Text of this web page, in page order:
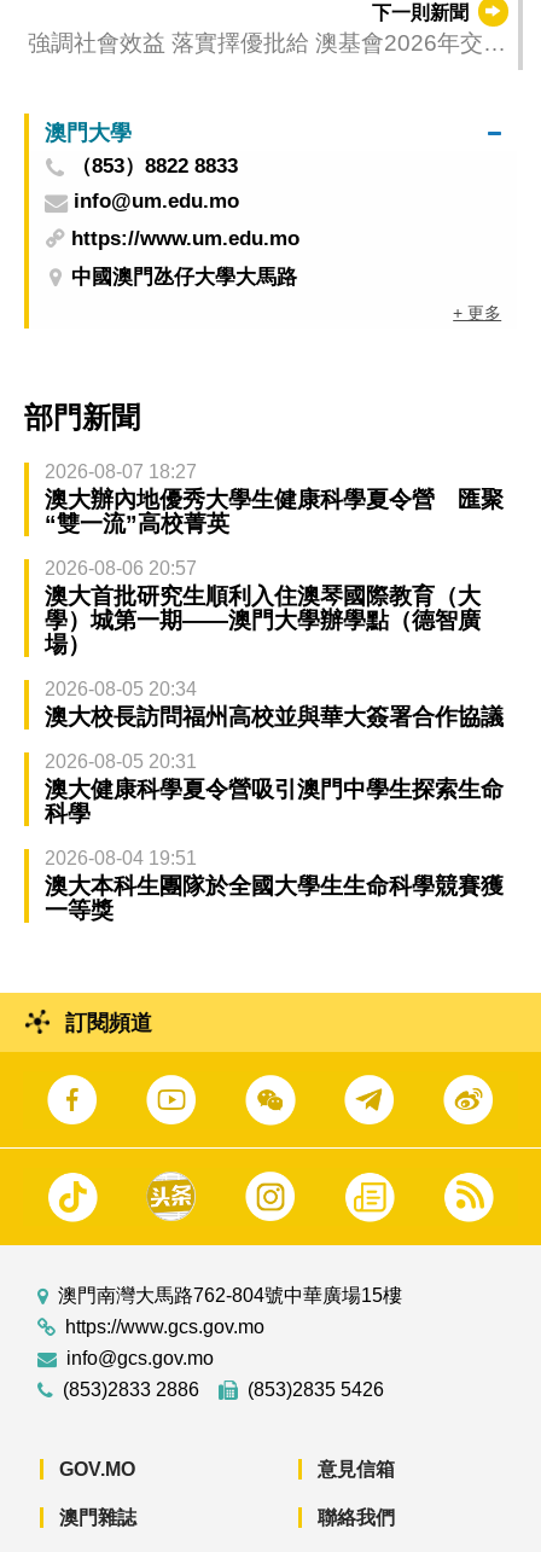
下一則新聞
強調社會效益 落實擇優批給 澳基會2026年交流
澳門大學
（853）8822 8833
info@um.edu.mo
https://www.um.edu.mo
中國澳門氹仔大學大馬路
+ 更多
部門新聞
2026-08-07 18:27
澳大辦內地優秀大學生健康科學夏令營 匯聚
“雙一流”高校菁英
2026-08-06 20:57
澳大首批研究生順利入住澳琴國際教育（大
學）城第一期——澳門大學辦學點（德智廣
場）
2026-08-05 20:34
澳大校長訪問福州高校並與華大簽署合作協議
2026-08-05 20:31
澳大健康科學夏令營吸引澳門中學生探索生命
科學
2026-08-04 19:51
澳大本科生團隊於全國大學生生命科學競賽獲
一等獎
訂閱頻道
澳門南灣大馬路762-804號中華廣場15樓
https://www.gcs.gov.mo
info@gcs.gov.mo
(853)2833 2886
(853)2835 5426
GOV.MO
澳門雜誌
意見信箱
聯絡我們